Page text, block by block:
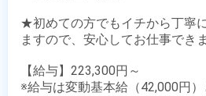
★初めての方でもイチから丁寧
ますので、安心してお仕事でき
【給与】223,300円～
※給与は変動基本給（42,000円